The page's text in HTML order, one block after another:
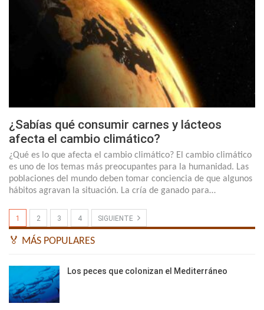
¿Sabías qué consumir carnes y lácteos
afecta el cambio climático?
¿Qué es lo que afecta el cambio climático? El cambio climático
es uno de los temas más preocupantes para la humanidad. Las
poblaciones del mundo deben tomar conciencia de que algunos
hábitos agravan la situación. La cría de ganado para…
1 2 3 4 SIGUIENTE
🏅 MÁS POPULARES
Los peces que colonizan el Mediterráneo